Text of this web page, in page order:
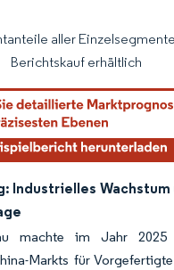
Wiederverwendung erfordert
aller
Berichtskauf erhältlich
Industrielles
machte im Jahr
Markts für